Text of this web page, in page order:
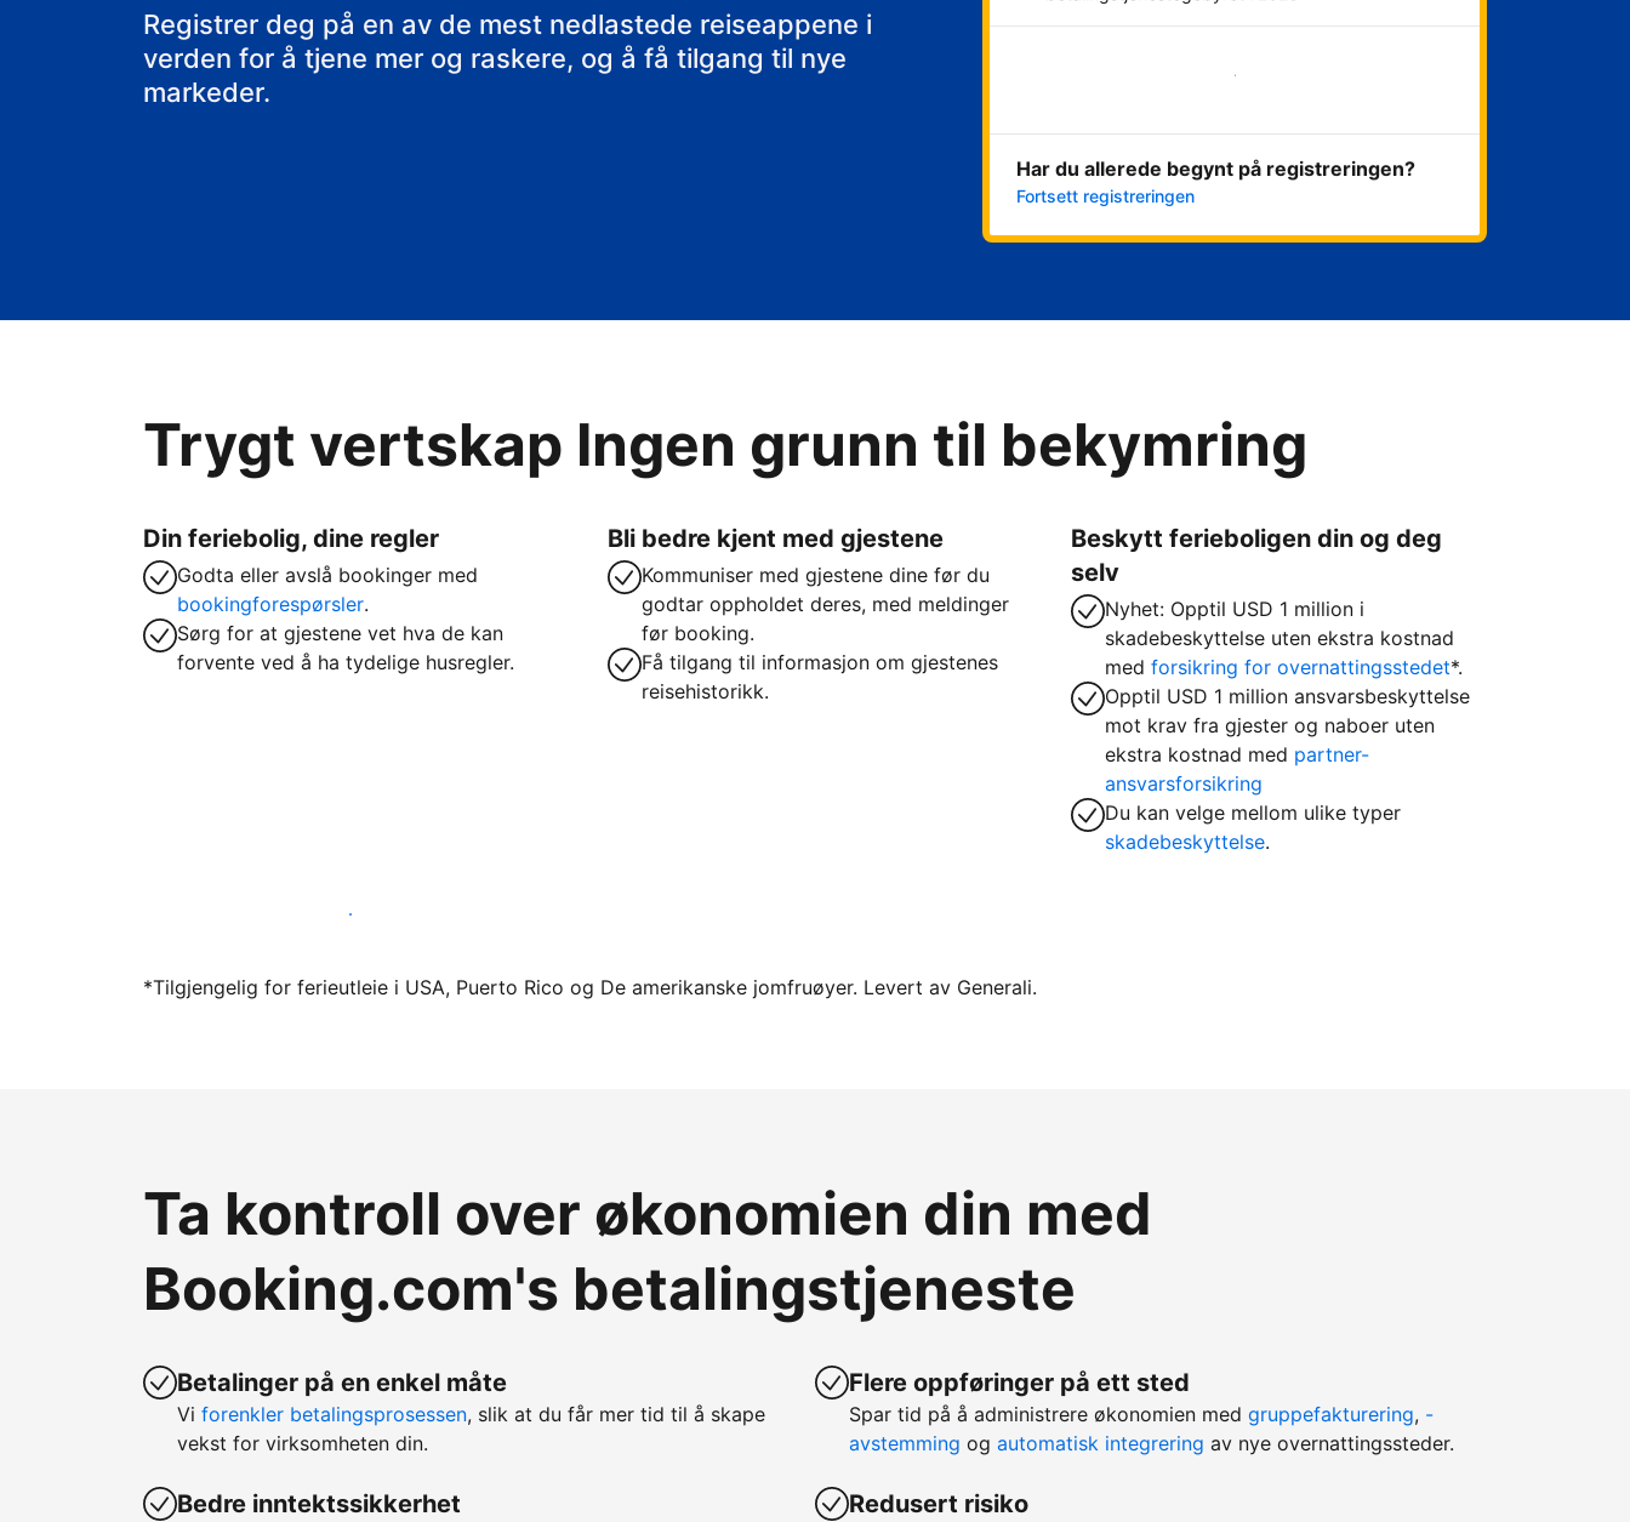
rorbua di
Registrer deg på en av de mest nedlastede reiseappene i
verden for å tjene mer og raskere, og å få tilgang til nye
markeder.
Kom i gang nå
Har du allerede begynt på registreringen?
Fortsett registreringen
Trygt vertskap Ingen grunn til bekymring
Din feriebolig, dine regler
Godta eller avslå bookinger med
bookingforespørsler.
Sørg for at gjestene vet hva de kan
forvente ved å ha tydelige husregler.
Bli bedre kjent med gjestene
Kommuniser med gjestene dine før du
godtar oppholdet deres, med meldinger
før booking.
Få tilgang til informasjon om gjestenes
reisehistorikk.
Beskytt ferieboligen din og deg
selv
Nyhet: Opptil USD 1 million i
skadebeskyttelse uten ekstra kostnad
medforsikring for overnattingsstedet*.
Opptil USD 1 million ansvarsbeskyttelse
mot krav fra gjester og naboer uten
ekstra kostnad med partner-
ansvarsforsikring
Du kan velge mellom ulike typer
skadebeskyttelse.
Lei ut ferieboligen din gjennom oss i dag
*Tilgjengelig for ferieutleie i USA, Puerto Rico og De amerikanske jomfruøyer. Levert av Generali.
Ta kontroll over økonomien din med
Booking.com's betalingstjeneste
Betalinger på en enkel måte
Vi forenkler betalingsprosessen, slik at du får mer tid til å skape
vekst for virksomheten din.
Bedre inntektssikkerhet
Flere oppføringer på ett sted
Spar tid på å administrere økonomien med gruppefakturering, -
avstemming og automatisk integrering av nye overnattingssteder.
Redusert risiko